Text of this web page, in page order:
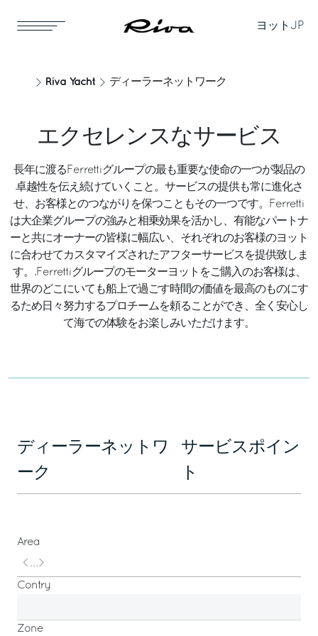
ヨット JP
Riva Yacht ディーラーネットワーク
エクセレンスなサービス
長年に渡るFerrettiグループの最も重要な使命の一つが製品の
卓越性を伝え続けていくこと。サービスの提供も常に進化さ
せ、お客様とのつながりを保つこともその一つです。Ferretti
は大企業グループの強みと相乗効果を活かし、有能なパートナ
ーと共にオーナーの皆様に幅広い、それぞれのお客様のヨット
に合わせてカスタマイズされたアフターサービスを提供致しま
す。.Ferrettiグループのモーターヨットをご購入のお客様は、
世界のどこにいても船上で過ごす時間の価値を最高のものにす
るため日々努力するプロチームを頼ることができ、全く安心し
て海での体験をお楽しみいただけます。
ディーラーネットワ
ーク
サービスポイン
ト
Area
Contry
Zone